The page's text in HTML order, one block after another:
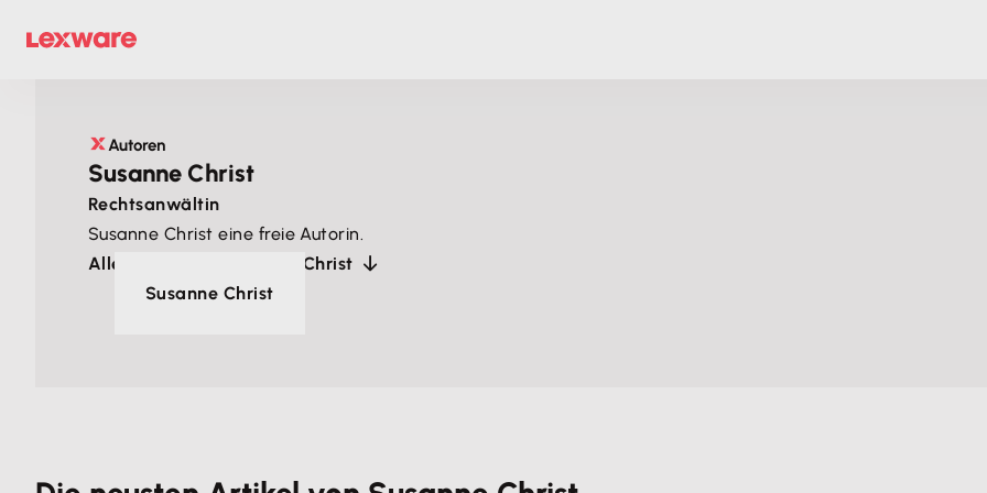
Autoren
Susanne Christ
Rechtsanwältin
Susanne Christ eine freie Autorin.
Alle Artikel von Susanne Christ
Susanne Christ